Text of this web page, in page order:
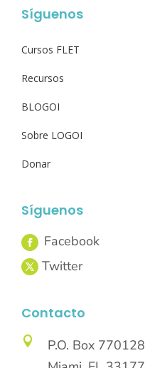
Síguenos
Cursos FLET
Recursos
BLOGOI
Sobre LOGOI
Donar
Síguenos
Contacto

P.O. Box 770128